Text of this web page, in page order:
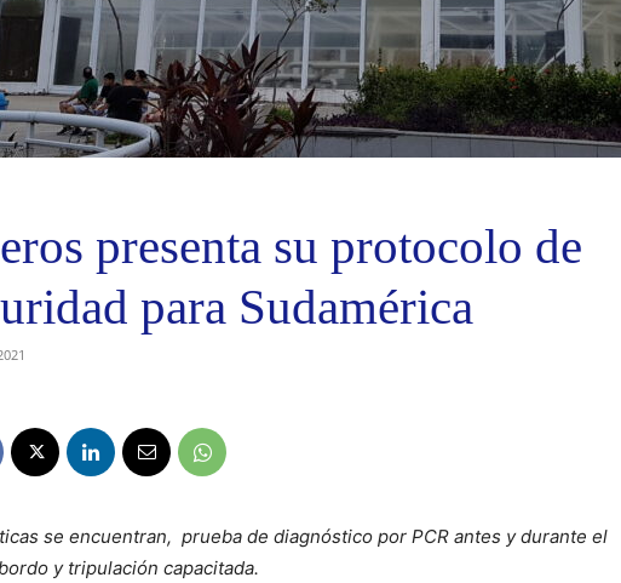
presenta su protocolo de
para Sudamérica
se encuentran, prueba de diagnóstico por PCR antes y durante el
y tripulación capacitada.